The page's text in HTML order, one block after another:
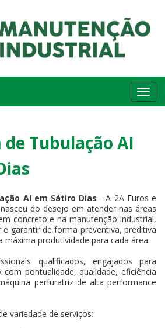
Tubulação AI
AI em Sátiro Dias - A 2A Furos e
do desejo em atender nas áreas
concreto e na manutenção industrial,
e garantir de forma preventiva, preditiva
máxima produtividade para cada área.
qualificados, engajados para
pontualidade, qualidade, eficiência
perfuratriz de alta performance
variedade de serviços: